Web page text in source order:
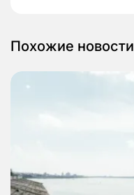
Похожие новости